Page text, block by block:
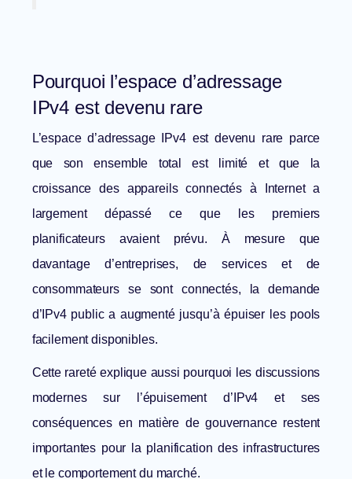
Pourquoi l’espace d’adressage
IPv4 est devenu rare
L’espace d’adressage IPv4 est devenu rare parce
que son ensemble total est limité et que la
croissance des appareils connectés à Internet a
largement dépassé ce que les premiers
planificateurs avaient prévu. À mesure que
davantage d’entreprises, de services et de
consommateurs se sont connectés, la demande
d’IPv4 public a augmenté jusqu’à épuiser les pools
facilement disponibles.
Cette rareté explique aussi pourquoi les discussions
modernes sur
l’épuisement d’IPv4 et ses
conséquences en matière de gouvernancerestent
importantes pour la planification des infrastructures
et le comportement du marché.